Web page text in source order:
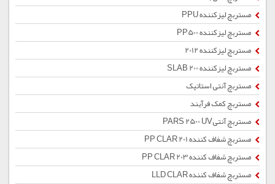
مستربچ لیزکننده PPU
مستربچ لیزکننده PP500
مستربچ لیزکننده 2012
مستربچ لیزکننده SLAB 200
مستربچ آنتی استاتیک
مستربچ کمک فرآیند
مستربچ آنتیPARS 2500 UV
مستربچ شفاف کننده PP CLAR 201
مستربچ شفاف کننده PP CLAR 203
مستربچ شفاف کننده LLD CLAR